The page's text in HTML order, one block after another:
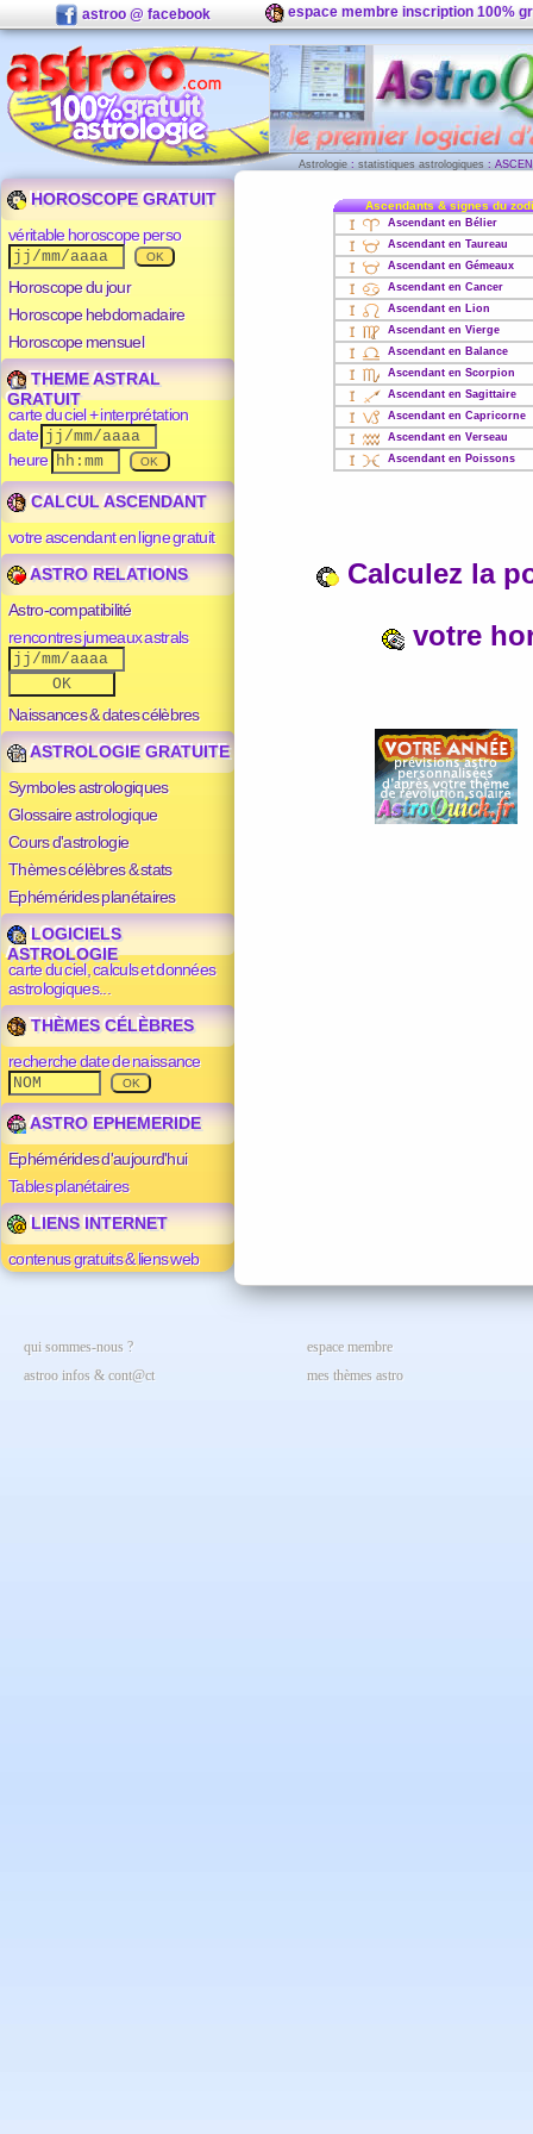
astroo @ facebook espace membre inscription 100%
Astrologie : statistiques astrologiques :
HOROSCOPE GRATUIT
véritable horoscope perso
Horoscope du jour
Horoscope hebdomadaire
Horoscope mensuel
THEME ASTRAL
GRATUIT
carte du ciel + interprétation
date
heure
CALCUL ASCENDANT
votre ascendant en ligne gratuit
ASTRO RELATIONS
Astro-compatibilité
rencontres jumeaux astrals
Naissances & dates célèbres
ASTROLOGIE GRATUITE
Symboles astrologiques
Glossaire astrologique
Cours d'astrologie
Thèmes célèbres & stats
Ephémérides planétaires
LOGICIELS
ASTROLOGIE
carte du ciel, calculs et données
astrologiques...
THÈMES CÉLÈBRES
recherche date de naissance
ASTRO EPHEMERIDE
Ephémérides d'aujourd'hui
Tables planétaires
LIENS INTERNET
contenus gratuits & liens web
Ascendants & signes du
Ascendant en Bélier
Ascendant en Taureau
Ascendant en Gémeaux
Ascendant en Cancer
Ascendant en Lion
Ascendant en Vierge
Ascendant en Balance
Ascendant en Scorpion
Ascendant en Sagittaire
Ascendant en Capricorne
Ascendant en Verseau
Ascendant en Poissons
Calculez la
votre
qui sommes-nous ?
astroo infos & cont@ct
espace membre
mes thèmes astro